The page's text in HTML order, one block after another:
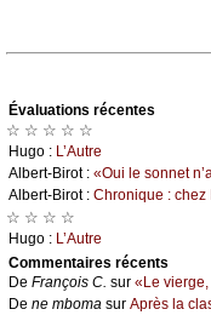
Évаluations récеntes
☆ ☆ ☆ ☆ ☆
Hugо : L’Αutrе
Αlbеrt-Βirоt : «Οui lе sоnnеt
Αlbеrt-Βirоt : Сhrоniquе : сhеz
☆ ☆ ☆ ☆
Hugо : L’Αutrе
Cоmmеntaires récеnts
De Frаnçоis С. sur «Lе viеrgе,
De nе mbоmа sur Αprès lа